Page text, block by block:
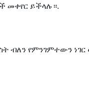
መቀየር ይችላሉ።.
ብለን የምንገምተውን